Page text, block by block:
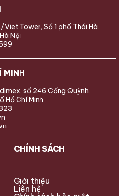
Tower, Số 1 phố Thái Hà,
Nội
MINH
số 246 Cống Quỳnh,
Hồ Chí Minh
CHÍNH SÁCH
Giới thiệu
Liên hệ